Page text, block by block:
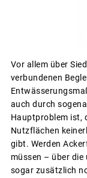
Vor allem über
verbundenen
auch durch
Hauptproblem ist,
Nutzflächen
gibt. Werden
müssen – über
sogar zusätzlich